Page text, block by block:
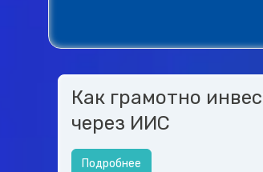
Как грамотно
через ИИС
Подробнее